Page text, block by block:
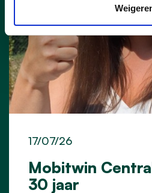
Mobitwin
30 jaar
17/07/26